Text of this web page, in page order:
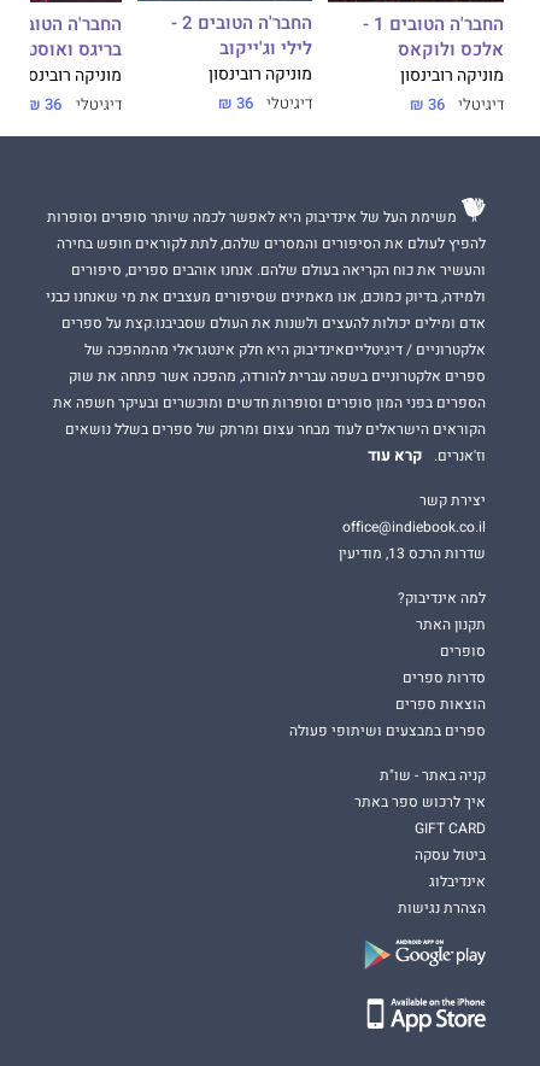
החבר'ה הטובים 1 -
אלכס ולוקאס
מוניקה רובינסון
דיגיטלי 36 ₪
החבר'ה הטובים 2 -
לילי וג'ייקוב
מוניקה רובינסון
דיגיטלי 36 ₪
בריגס ואוסטין
מוניקה רובינסון
דיגיטלי 36 ₪
משימת העל של אינדיבוק היא לאפשר לכמה שיותר סופרים וסופרות
להפיץ לעולם את הסיפורים והמסרים שלהם, לתת לקוראים חופש בחירה
והעשיר את כוח הקריאה בעולם שלהם. אנחנו אוהבים ספרים, סיפורים
ולמידה, בדיוק כמוכם, אנו מאמינים שסיפורים מעצבים את מי שאנחנו כבני
אדם ומילים יכולות להעצים ולשנות את העולם שסביבנו.קצת על ספרים
אלקטרוניים / דיגיטלייםאינדיבוק היא חלק אינטגראלי מהמהפכה של
ספרים אלקטרוניים בשפה עברית להורדה, מהפכה אשר פתחה את שוק
הספרים בפני המון סופרים וסופרות חדשים ומוכשרים ובעיקר חשפה את
הקוראים הישראלים לעוד מבחר עצום ומרתק של ספרים בשלל נושאים
וז'אנרים.
קרא עוד
יצירת קשר
office@indiebook.co.il
שדרות הרכס 13, מודיעין
למה אינדיבוק?
תקנון האתר
סופרים
סדרות ספרים
הוצאות ספרים
ספרים במבצעים ושיתופי פעולה
קניה באתר - שו"ת
איך לרכוש ספר באתר
GIFT CARD
ביטול עסקה
אינדיבלוג
הצהרת נגישות